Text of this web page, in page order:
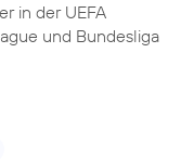
in der UEFA
und Bundesliga